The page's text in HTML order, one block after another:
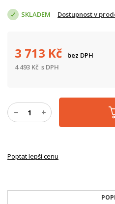
SKLADEM Dostupnost v
3 713 Kč
bez DPH
4 493 Kč s DPH
Poptat lepší cenu